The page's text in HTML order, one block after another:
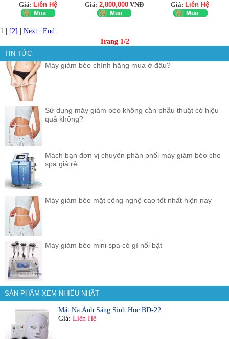
Giá: Liên Hệ Giá: 2,800,000VNĐ Giá: Liên Hệ
1 | [2] Next
End
Trang 1/2
TIN TỨC
Máy giảm béo chính hãng mua ở đâu?
Sử dụng máy giảm béo không cần phẫu thuật có hiệu
quả không?
Mách bạn đơn vị chuyên phân phối máy giảm béo cho
spa giá rẻ
Máy giảm béo mặt công nghệ cao tốt nhất hiện nay
Máy giảm béo mini spa có gì nổi bật
SẢN PHẨM XEM NHIỀU NHẤT
Mặt Nạ Ánh Sáng Sinh Học BD-22
Giá: Liên Hệ